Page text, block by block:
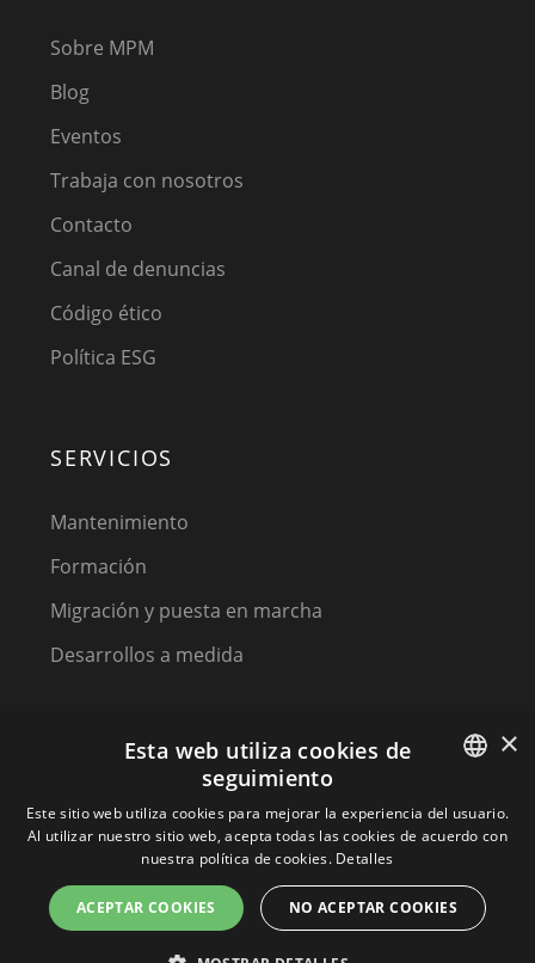
Sobre MPM
Blog
Eventos
Trabaja con nosotros
Contacto
Canal de denuncias
Código ético
Política ESG
SERVICIOS
Mantenimiento
Formación
Migración y puesta en marcha
Desarrollos a medida
(C) 2023, MPM SOFTWARE, a KIREY GROUP COMPANY
Terminos y condiciones
SPANISH
PORTUGUESE
×
Esta web utiliza cookies de
seguimiento
Este sitio web utiliza cookies para mejorar la experiencia del usuario.
Al utilizar nuestro sitio web, acepta todas las cookies de acuerdo con
nuestra política de cookies. Detalles
ACEPTAR COOKIES NO ACEPTAR COOKIES